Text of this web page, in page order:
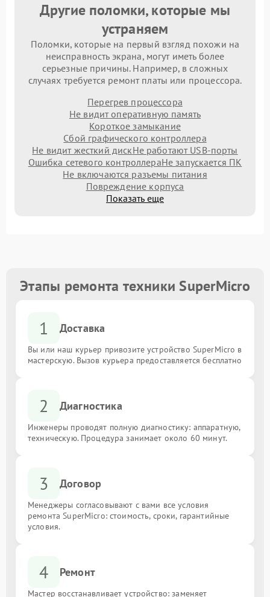
Другие поломки, которые мы
устраняем
Поломки, которые на первый взгляд похожи на
неисправность экрана, могут иметь более
серьезные причины. Например, в сложных
случаях требуется ремонт платы или процессора.
Перегрев процессора
Не видит оперативную память
Короткое замыкание
Сбой графического контроллера
Не видит жесткий дискНе работают USB-порты
Ошибка сетевого контроллераНе запускается ПК
Не включаются разъемы питания
Повреждение корпуса
Показать еще
Этапы ремонта техники SuperMicro
1 Доставка
Вы или наш курьер привозите устройство SuperMicro в
мастерскую. Вызов курьера предоставляется бесплатно
2 Диагностика
Инженеры проводят полную диагностику: аппаратную,
техническую. Процедура занимает около 60 минут.
3 Договор
Менеджеры согласовывают с вами все условия
ремонта SuperMicro: стоимость, сроки, гарантийные
условия.
4 Ремонт
Мастер восстанавливает устройство: заменяет